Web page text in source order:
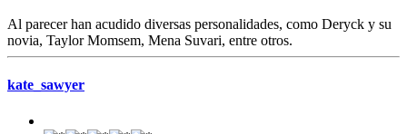
Al parecer han acudido diversas personalidades, como Deryck y su
novia, Taylor Momsem, Mena Suvari, entre otros.
kate_sawyer